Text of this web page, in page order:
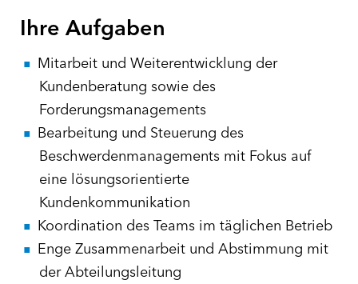
Ihre Aufgaben
Mitarbeit und Weiterentwicklung der
Kundenberatung sowie des
Forderungsmanagements
Bearbeitung und Steuerung des
Beschwerdenmanagements mit Fokus auf
eine lösungsorientierte
Kundenkommunikation
Koordination des Teams im täglichen Betrieb
Enge Zusammenarbeit und Abstimmung mit
der Abteilungsleitung